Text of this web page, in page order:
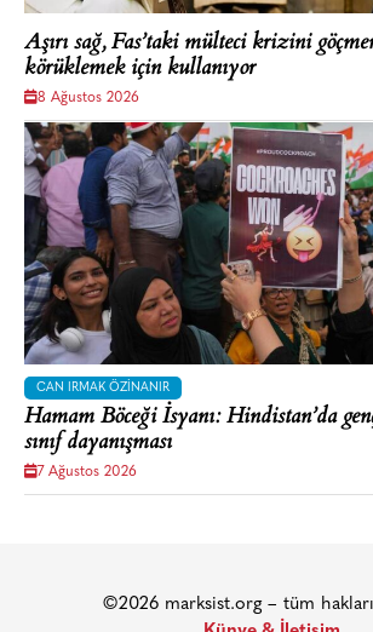
Aşırı sağ, Fas’taki mülteci krizini
körüklemek için kullanıyor
8 Ağustos 2026
CAN IRMAK ÖZINANIR
Hamam Böceği İsyanı: Hindistan’da
sınıf dayanışması
7 Ağustos 2026
©2026 marksist.org – tüm hakları